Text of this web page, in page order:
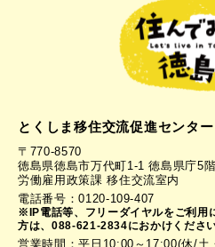
とくしま移住交流促進センター
〒770-8570
徳島県徳島市万代町1-1 徳島県庁5階
労働雇用政策課 移住交流室内
電話番号：0120-109-407
※IP電話等、フリーダイヤルをご利用
方は、088-621-2834におかけくださ
営業時間：平日10:00～17:00(休/土